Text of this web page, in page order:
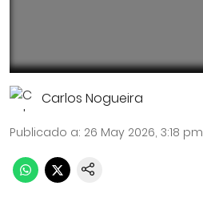
Carlos Nogueira
Publicado a: 26 May 2026, 3:18 pm